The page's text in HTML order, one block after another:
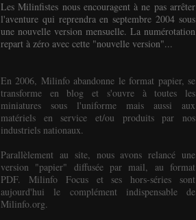
Les Milinfistes nous encouragent à ne pas arrêter
l'aventure qui reprendra en septembre 2004 sous
une nouvelle version mensuelle. La numérotation
repart à zéro avec cette "nouvelle version"...
En 2006, Milinfo abandonne le format papier, se
transforme en blog et s'ouvre à toutes les
miniatures sous l'uniforme mais aussi aux
matériels en service et/ou produits par nos
industriels nationaux.
Parallèlement au site, nous avons relancé une
version "papier" diffusée par mail, au format
PDF. Milinfo Focus et ses hors-séries sont
aujourd'hui le complément indispensable de
Milinfo.org.